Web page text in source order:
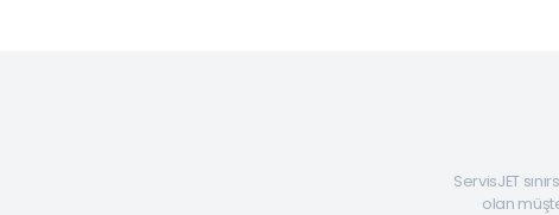
ServisJET
olan